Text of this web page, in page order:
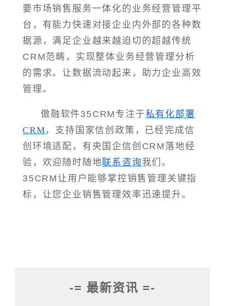
要市场销售服务一体化的业务经营管理平
台，有能力快速对接企业内外部的各种数
据源，满足企业越来越迫切的超越传统
CRM范畴，实现整体业务经营管理分析
的需求。让数据流动起来，助力企业高效
管理。
傲融软件35CRM专注于私有化部署
CRM ，支持国家信创政策，已经完成信
创环境适配，有央国企信创CRM落地经
验，欢迎随时随地联系咨询 我们。
35CRM让用户能够掌控销售管理关键指
标，让您企业销售管理效率迅速提升。
-= 最新资讯 =-